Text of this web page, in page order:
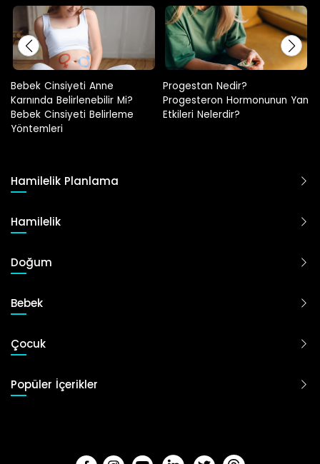
Progestan Nedir?
Progesteron Hormonunun Yan
Etkileri Nelerdir?
Hamilelikte Adet Görülür Mü?
Hamilelik Planlama
Hamilelik
Doğum
Bebek
Çocuk
Popüler İçerikler